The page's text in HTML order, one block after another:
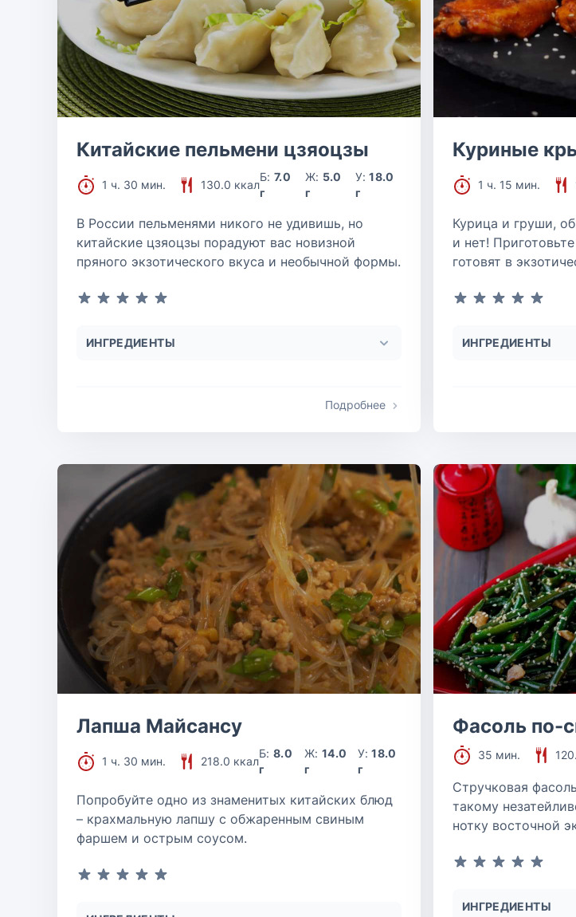
Китайские пельмени цзяоцзы
1 ч. 30 мин. 130.0 ккал
Б:7.0
г
Ж: 5.0
г
У:18.0
г
В России пельменями никого не удивишь, но
китайские цзяоцзы порадуют вас новизной
пряного экзотического вкуса и необычной формы.
ИНГРЕДИЕНТЫ
Подробнее
Куриные
1 ч. 15 мин.
Курица и груши,
и нет!
готовят в
ИНГРЕДИЕНТЫ
Лапша Майсансу
1 ч. 30 мин. 218.0 ккал
Б:8.0
г
Ж: 14.0
г
У:18.0
г
Попробуйте одно из знаменитых китайских блюд
– крахмальную лапшу с обжаренным свиным
фаршем и острым соусом.
Фасоль по-
35 мин.
Стручковая
такому
нотку восточной
ИНГРЕДИЕНТЫ